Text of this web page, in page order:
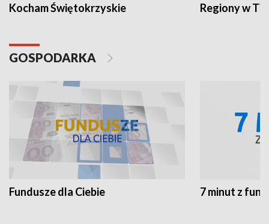
Kocham Świętokrzyskie Regiony w
GOSPODARKA
Fundusze dla Ciebie 7 minut z